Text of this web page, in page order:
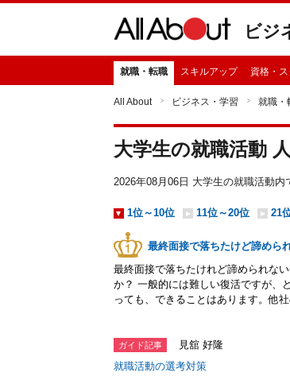
ビジ
就職・転職 スキルアップ 資格・
All About ビジネス・学習 就職・
大学生の就職活動
2026年08月06日 大学生の就職活動内
1位～10位 11位～20位 21
最終面接で落ちたけど諦め
最終面接で落ちたけれど諦められな
か？ 一般的には難しい復活ですが、
っても、できることはあります。他
ガイド記事
見舘 好隆
就職活動の選考対策